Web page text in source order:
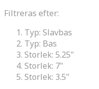
Filtreras efter:
Typ: Slavbas
Typ: Bas
Storlek: 5.25"
Storlek: 7"
Storlek: 3.5"